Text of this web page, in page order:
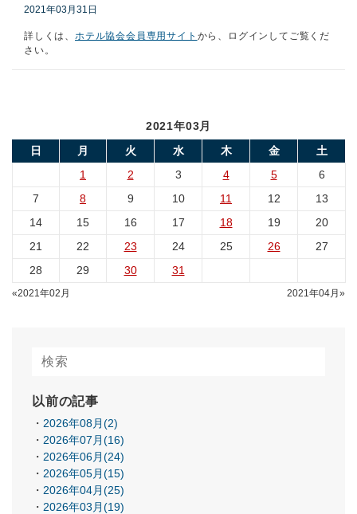
2021年03月31日
詳しくは、 ホテル協会会員専用サイト から、ログインしてご覧くだ
さい。
2021年03月
日
月 火 水 木 金
土
1
2 3 4 5
6
7
8 9 10 11 12
13
14
15 16 17 18 19
20
21
22 23 24 25 26
27
28
29 30 31
«2021年02月 2021年04月»
以前の記事
2026年08月(2)
2026年07月(16)
2026年06月(24)
2026年05月(15)
2026年04月(25)
2026年03月(19)